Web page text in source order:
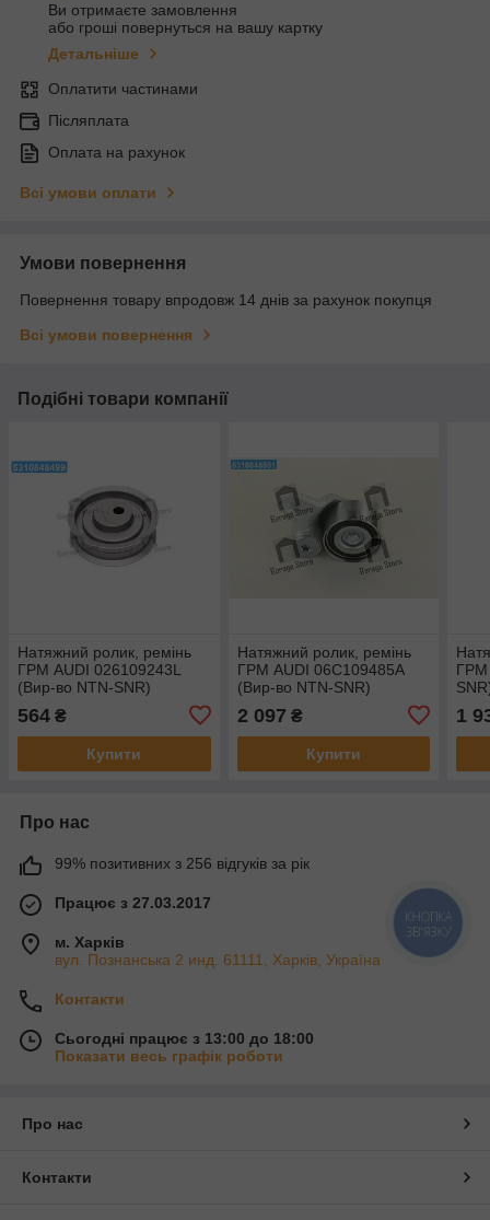
Ви отримаєте замовлення
або гроші повернуться на вашу картку
Детальніше
Оплатити частинами
Післяплата
Оплата на рахунок
Всі умови оплати
Умови повернення
Повернення товару впродовж 14 днів за рахунок покупця
Всі умови повернення
Подібні товари компанії
Натяжний ролик, ремінь
ГРМ AUDI 026109243L
(Вир-во NTN-SNR)
564 ₴
Купити
Натяжний ролик, ремінь
ГРМ AUDI 06C109485A
(Вир-во NTN-SNR)
2 097 ₴
Купити
ГРМ
1
Про нас
99% позитивних з 256 відгуків за рік
Працює з 27.03.2017
м. Харків
вул. Познанська 2 инд. 61111, Харків, Україна
Контакти
Сьогодні працює з 13:00 до 18:00
Показати весь графік роботи
Про нас
Контакти
КНОПКА
ЗВ'ЯЗКУ